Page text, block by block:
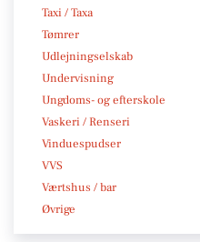
Taxi / Taxa
Tømrer
Udlejningselskab
Undervisning
Ungdoms- og efterskole
Vaskeri / Renseri
Vinduespudser
VVS
Værtshus / bar
Øvrige